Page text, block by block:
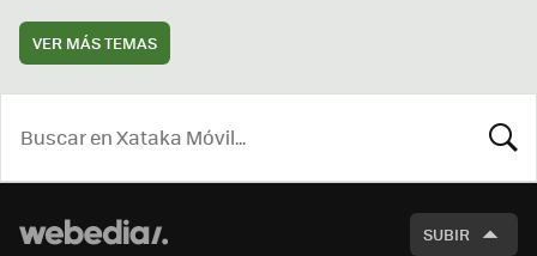
VER MÁS TEMAS
SUBIR